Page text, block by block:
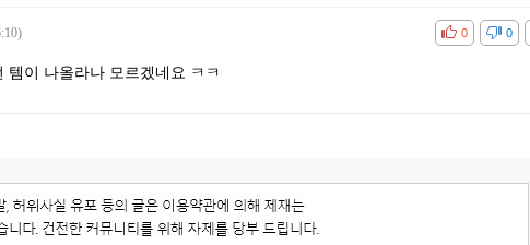
비공감 0
0
이 나올라나 모르겠네요 ㅋㅋ